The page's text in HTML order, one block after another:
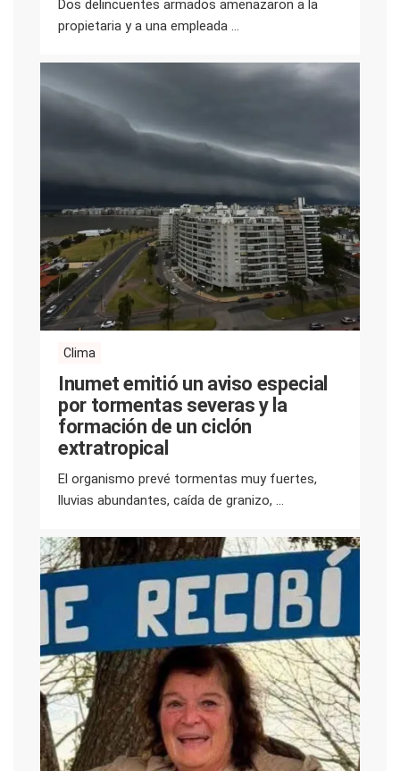
Dos delincuentes armados amenazaron a la
propietaria y a una empleada ...
Clima
Inumet emitió un aviso especial
por tormentas severas y la
formación de un ciclón
extratropical
El organismo prevé tormentas muy fuertes,
lluvias abundantes, caída de granizo, ...